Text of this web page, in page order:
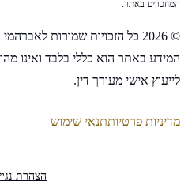
המוזכרים באתר.
© 2026 כל הזכויות שמורות לאברהמי רוזן ושות'
המידע באתר הוא כללי בלבד ואינו
לייעוץ אישי מעורך דין.
מדיניות פרטיותתנאי שימוש
הצהרת